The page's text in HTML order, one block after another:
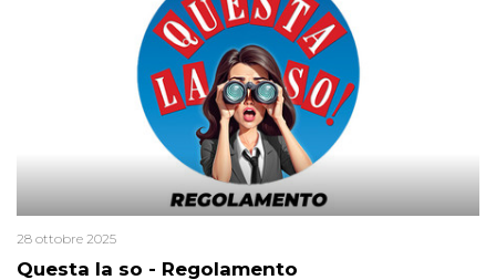
colpevoli per un solo omicidio: errore giudiziario o giustizia
Questa la so - Regolamento
28 ottobre 2025